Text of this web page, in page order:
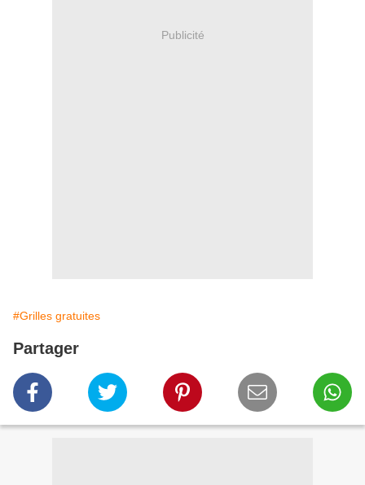
Publicité
#Grilles gratuites
Partager